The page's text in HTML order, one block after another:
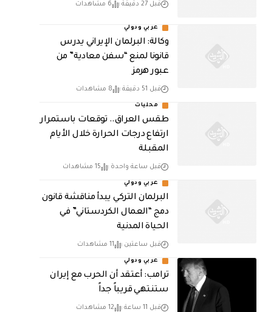
قبل 27 دقيقة 6 مشاهدات
عربي ودولي
وكالة: البرلمان الإيراني يدرس
قانونا لمنع “سفن معادية” من
عبور هرمز
قبل 51 دقيقة 8 مشاهدات
محليات
طقس العراق.. توقعات باستمرار
ارتفاع درجات الحرارة خلال الأيام
المقبلة
قبل ساعة واحدة 15 مشاهدات
عربي ودولي
البرلمان التركي يبدأ مناقشة قانون
دمج “العمال الكردستاني” في
الحياة المدنية
قبل ساعتين 11 مشاهدات
عربي ودولي
‏ترامب: أعتقد أن الحرب مع إيران
ستنتهي قريباً جداً
قبل 11 ساعة 12 مشاهدات